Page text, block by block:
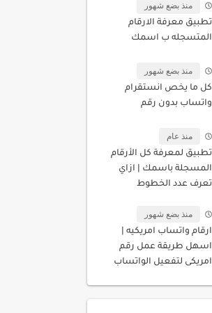
منذ بضع شهور
تطبيق معرفة الارقام
المتسجله ب اسمك
منذ بضع شهور
كل ما يخص انستقرام
واتساب بدون رقم
منذ عام
تطبيق لمعرفة كل الأرقام
المسجلة باسمك | ازاي
تعرف عدد الخطوط
منذ بضع شهور
ارقام واتساب امريكيه |
اسهل طريقة عمل رقم
امريكى لتفعيل الواتساب